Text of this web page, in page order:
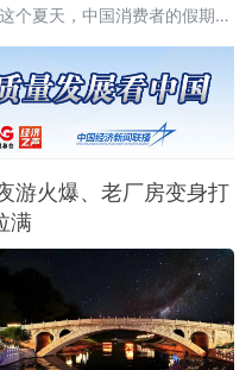
个夏天，中国消费者的假期打
全国。文旅部启动的全国暑期
动、发放4.5亿元文旅补贴；
规划》更明确
游火爆、老厂房变身打
满